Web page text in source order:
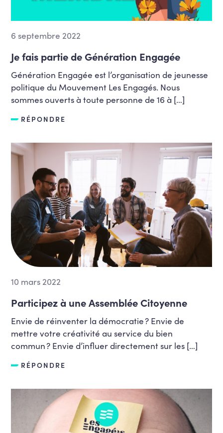
6 septembre 2022
Je fais partie de Génération Engagée
Génération Engagée est l’organisation de jeunesse
politique du Mouvement Les Engagés. Nous
sommes ouverts à toute personne de 16 à […]
RÉPONDRE
10 mars 2022
Participez à une Assemblée Citoyenne
Envie de réinventer la démocratie ? Envie de
mettre votre créativité au service du bien
commun ? Envie d’influer directement sur les […]
RÉPONDRE